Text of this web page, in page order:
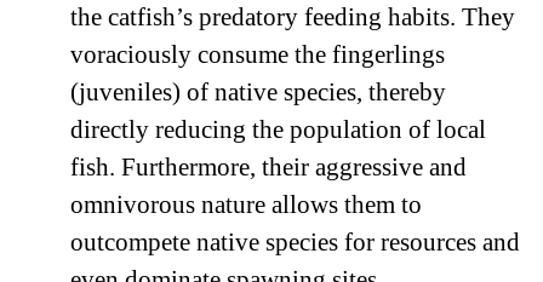
the catfish’s predatory feeding habits. They
voraciously consume the fingerlings
(juveniles) of native species, thereby
directly reducing the population of local
fish. Furthermore, their aggressive and
omnivorous nature allows them to
outcompete native species for resources and